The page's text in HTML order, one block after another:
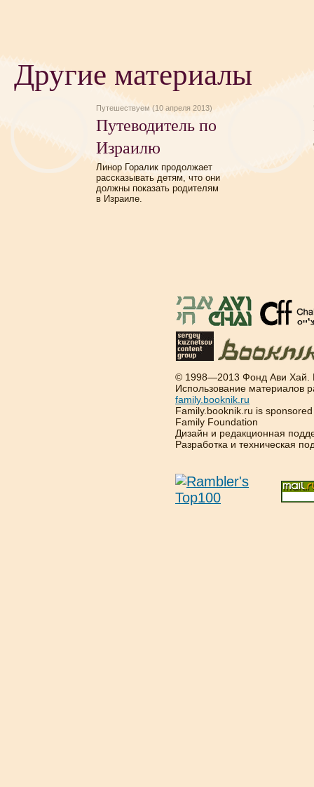
Другие материалы
Путешествуем (10 апреля 2013)
Путеводитель по
Израилю
Линор Горалик продолжает
рассказывать детям, что они
должны показать родителям
в Израиле.
© 1998—2013 Фонд Ави Хай.
Использование материалов
family.booknik.ru
Family.booknik.ru is
Family Foundation
Дизайн и редакционная
Разработка и техническая